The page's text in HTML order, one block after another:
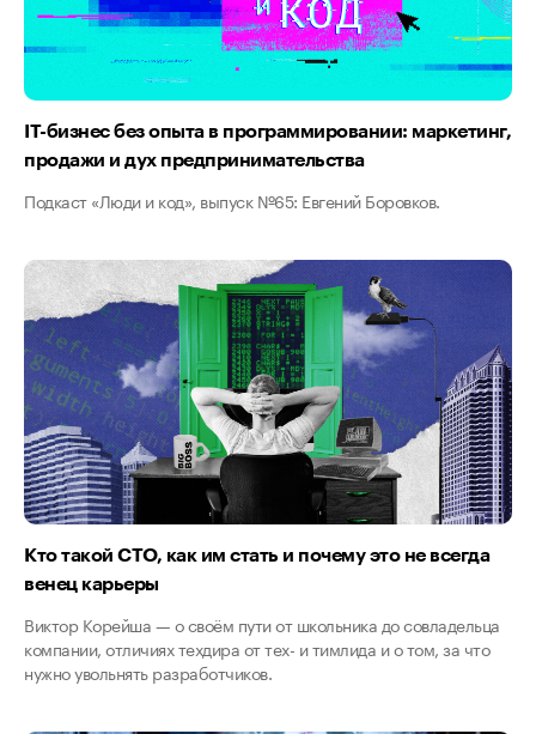
IT-бизнес без опыта в программировании: маркетинг,
продажи и дух предпринимательства
Подкаст «Люди и код», выпуск №65: Евгений Боровков.
Кто такой CTO, как им стать и почему это не всегда
венец карьеры
Виктор Корейша — о своём пути от школьника до совладельца
компании, отличиях техдира от тех- и тимлида и о том, за что
нужно увольнять разработчиков.